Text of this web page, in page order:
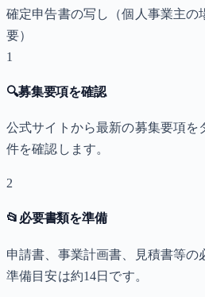
確定申告書の写し（個人事業主の
要）
1
🔍募集要項を確認
公式サイトから最新の募集要項を
件を確認します。
2
📂 必要書類を準備
申請書、事業計画書、見積書等の
準備目安は約14日です。